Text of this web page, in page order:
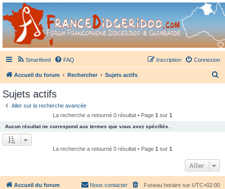
France Didgeridoo
Didgeridoo et Guimbarde sur France Didgeridoo - retrouvez la communauté.
Smartfeed FAQ Connexion
Inscription
Accueil du forum Rechercher Sujets actifs
h
e
r
Sujets actifs
Aller sur la recherche avancée
La recherche a retourné 0 résultat • Page 1 sur 1
Aucun résultat ne correspond aux termes que vous avez spécifiés.
La recherche a retourné 0 résultat • Page 1 sur 1
Aller
Accueil du forum Fuseau horaire sur UTC+02:00
Nous contacter